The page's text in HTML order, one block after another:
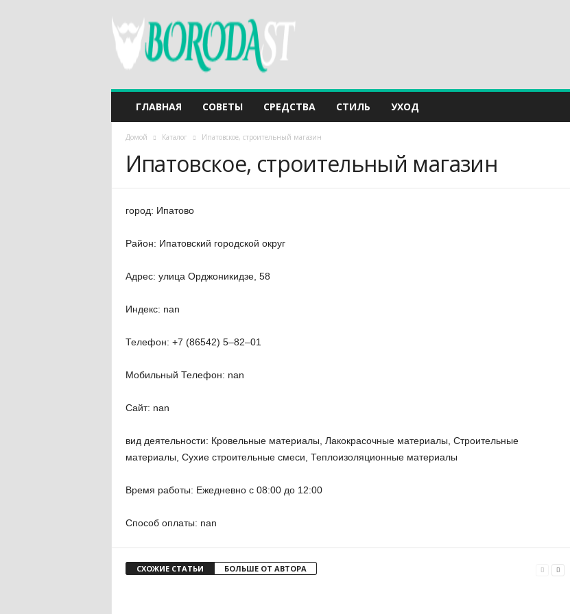
ГЛАВНАЯ СОВЕТЫ СРЕДСТВА СТИЛЬ УХОД
Домой Каталог Ипатовское, строительный магазин
Ипатовское, строительный магазин
город: Ипатово
Район: Ипатовский городской округ
Адрес: улица Орджоникидзе, 58
Индекс: nan
Телефон: +7 (86542) 5‒82‒01
Мобильный Телефон: nan
Сайт: nan
вид деятельности: Кровельные материалы, Лакокрасочные материалы, Строительные
материалы, Сухие строительные смеси, Теплоизоляционные материалы
Время работы: Ежедневно с 08:00 до 12:00
Способ оплаты: nan
СХОЖИЕ СТАТЬИ БОЛЬШЕ ОТ АВТОРА